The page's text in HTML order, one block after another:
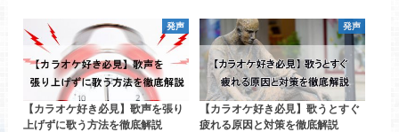
発声
【カラオケ好き必見】歌声を張り
上げずに歌う方法を徹底解説
発声
【カラオケ好き必見】歌うとすぐ
疲れる原因と対策を徹底解説